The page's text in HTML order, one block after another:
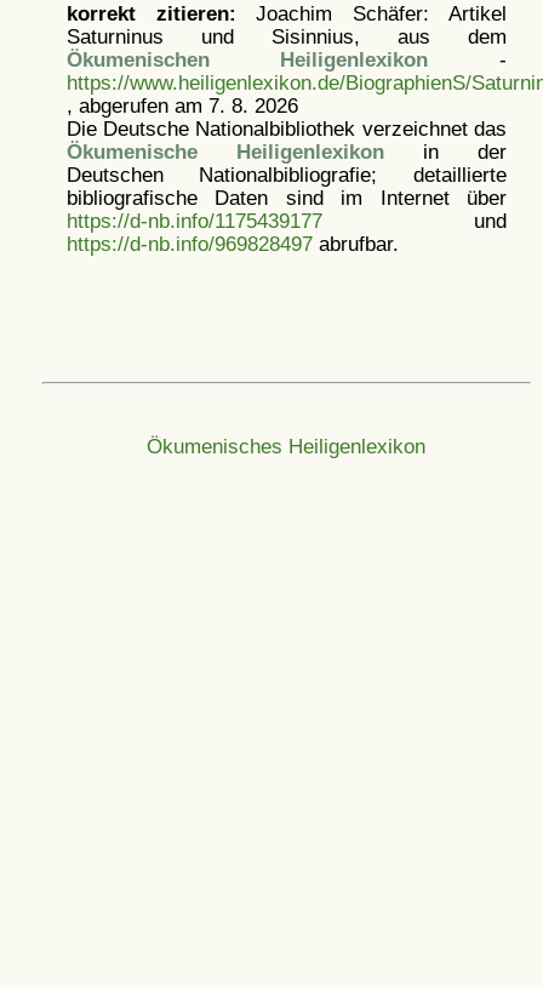
korrekt zitieren: Joachim Schäfer: Artikel
Saturninus und Sisinnius, aus dem
Ökumenischen Heiligenlexikon -
https://www.heiligenlexikon.de/BiographienS/
, abgerufen am 7. 8. 2026
Die Deutsche Nationalbibliothek verzeichnet das
Ökumenische Heiligenlexikonin der
Deutschen Nationalbibliografie; detaillierte
bibliografische Daten sind im Internet über
https://d-nb.info/1175439177und
https://d-nb.info/969828497abrufbar.
Ökumenisches Heiligenlexikon